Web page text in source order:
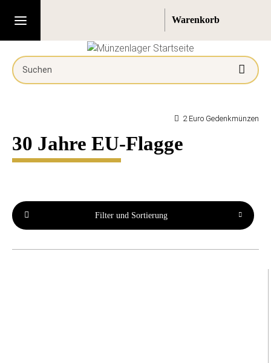
2 Euro Gedenkmünzen
30 Jahre EU-Flagge
Filter und Sortierung